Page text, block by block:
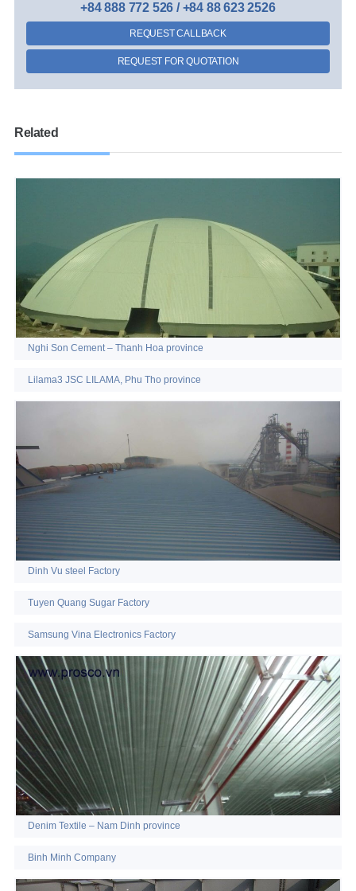
+84 888 772 526 / +84 88 623 2526
REQUEST CALLBACK
REQUEST FOR QUOTATION
Related
Nghi Son Cement – Thanh Hoa province
Lilama3 JSC LILAMA, Phu Tho province
Dinh Vu steel Factory
Tuyen Quang Sugar Factory
Samsung Vina Electronics Factory
Denim Textile – Nam Dinh province
Binh Minh Company